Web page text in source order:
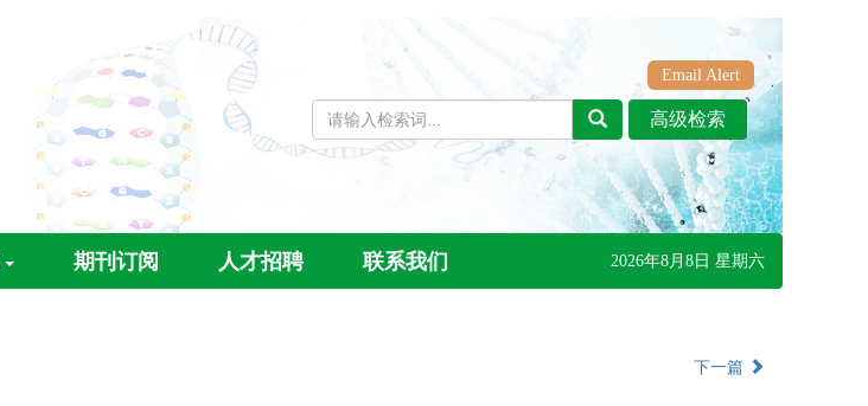
Email Alert
期刊订阅 人才招聘 联系我们 2026年8月8日 星期六
下一篇